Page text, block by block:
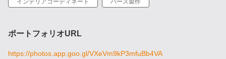
インテリアコーディネート パース製作
ポートフォリオURL
https://photos.app.goo.gl/VXeVm9kP3mfuBb4VA